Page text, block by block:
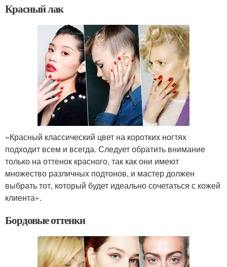
Красный лак
«Красный классический цвет на коротких ногтях
подходит всем и всегда. Следует обратить внимание
только на оттенок красного, так как они имеют
множество различных подтонов, и мастер должен
выбрать тот, который будет идеально сочетаться с кожей
клиента».
Бордовые оттенки